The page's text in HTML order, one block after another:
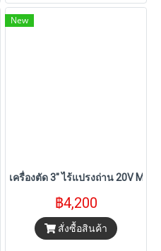
B1 DEWALT รุ่น DCV5011H-
New
เครื่องตัด 3" ไร้แปรงถ่าน 20V Max
฿4,200
สั่งซื้อสินค้า